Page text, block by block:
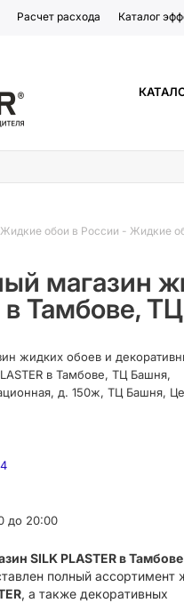
Расчет расхода Каталог
Жидкие обои в России - Жидкие
магазин
в Тамбове,
жидких обоев и
в Тамбове, ТЦ Башня,
д. 150ж, ТЦ Башня,
до 20:00
SILK PLASTER в Тамбове
полный ассортимент
, а также декоративных